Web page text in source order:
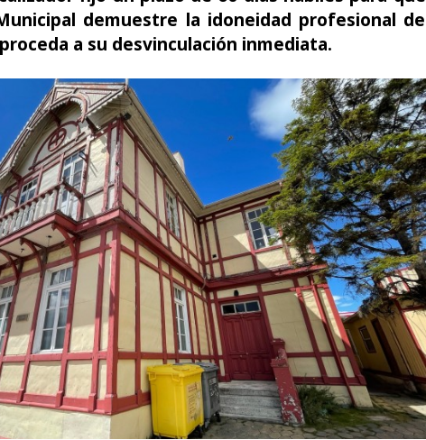
demuestre la idoneidad profesional de
a su desvinculación inmediata.